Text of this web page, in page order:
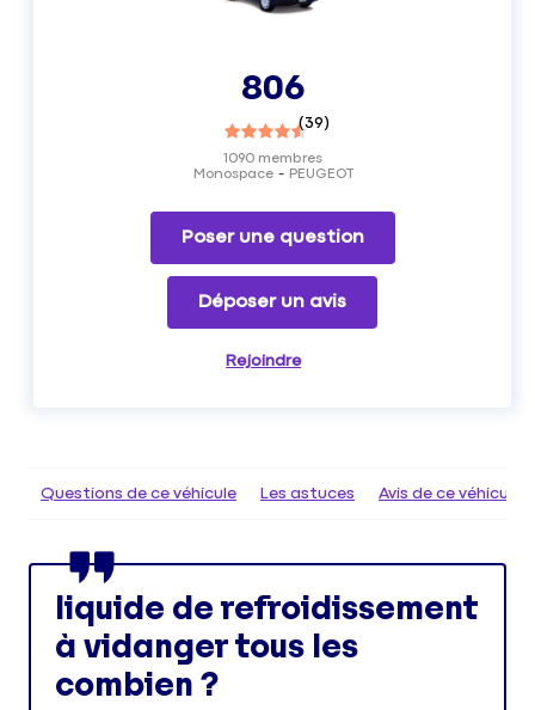
806
(39)
Monospace PEUGEOT
1090membres
Poser une question
Déposer un avis
Rejoindre
Questions de ce véhicule Les astuces Avis de ce véhicule
liquide de refroidissement
à vidanger tous les
combien ?